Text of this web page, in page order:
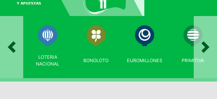
LOTERIA
NACIONAL
BONOLOTO EUROMILLONES PRIMITIVA